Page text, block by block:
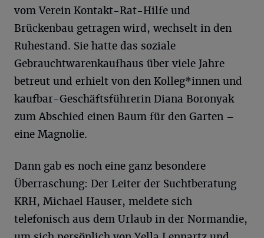
vom Verein Kontakt-Rat-Hilfe und
Brückenbau getragen wird, wechselt in den
Ruhestand. Sie hatte das soziale
Gebrauchtwarenkaufhaus über viele Jahre
betreut und erhielt von den Kolleg*innen und
kaufbar-Geschäftsführerin Diana Boronyak
zum Abschied einen Baum für den Garten –
eine Magnolie.
Dann gab es noch eine ganz besondere
Überraschung: Der Leiter der Suchtberatung
KRH, Michael Hauser, meldete sich
telefonisch aus dem Urlaub in der Normandie,